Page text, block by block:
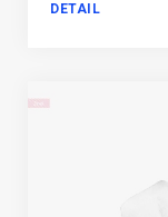
DETAIL